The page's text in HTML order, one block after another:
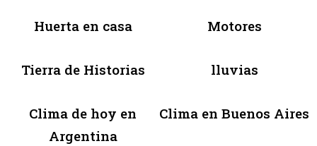
Huerta en casa Motores
Tierra de Historias lluvias
Clima de hoy en
Argentina
Clima en Buenos Aires